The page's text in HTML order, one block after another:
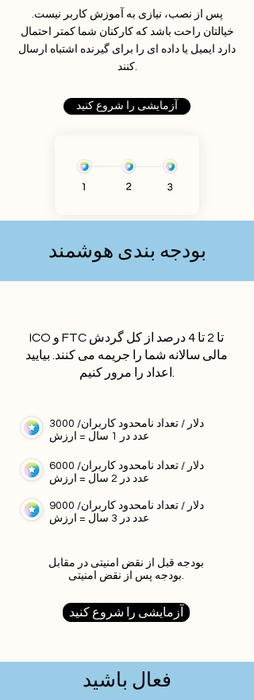
پس از نصب، نیازی به آموزش کاربر نیست.
خیالتان راحت باشد که کارکنان شما کمتر احتمال
دارد ایمیل یا داده ای را برای گیرنده اشتباه ارسال
کنند.
آزمایشی را شروع کنید
بودجه بندی هوشمند
ICO و FTC تا 2 تا 4 درصد از کل گردش
مالی سالانه شما را جریمه می کنند. بیایید
3000 دلار / تعداد نامحدود کاربران/
عدد در 1 سال = ارزش
6000 دلار / تعداد نامحدود کاربران/
عدد در 2 سال = ارزش
9000 دلار / تعداد نامحدود کاربران/
عدد در 3 سال = ارزش
بودجه قبل از نقض امنیتی در مقابل
بودجه پس از نقض امنیتی.
آزمایشی را شروع کنید
فعال باشید